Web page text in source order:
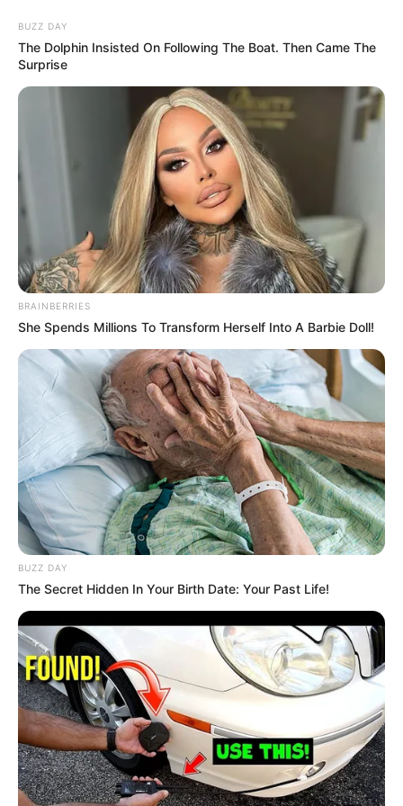
Duisburger Wahrzeichen
Veranstaltungen Hotels
Lebensretter-Brunnen und Opernhaus
Die Wahrzeichen von Duisburg:
Bald ist Hohes Friedensfest (in Augsburg ein Feiertag):
Sonnabend, den 08.08.2026
Eines der bekanntesten Wahrzeichen von Duisburg ist der
hier abgebildete sieben Meter hohe Lebensretter-Brunnen
BUZZ DAY
The Dolphin Insisted On Following The Boat. Then Came The
Surprise
BRAINBERRIES
She Spends Millions To Transform Herself Into A Barbie Doll!
BUZZ DAY
The Secret Hidden In Your Birth Date: Your Past Life!